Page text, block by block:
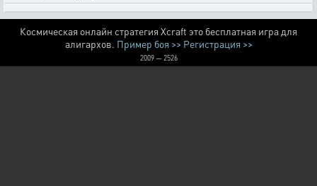
Космическая онлайн стратегия Xcraft это бесплатная игра для
алигархов. Пример боя >> Регистрация >>
2009 — 2526